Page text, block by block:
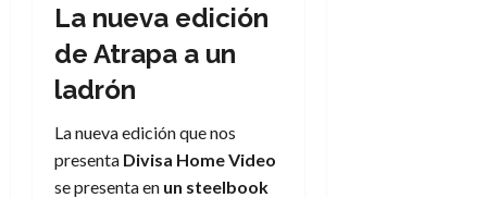
La nueva edición
de Atrapa a un
ladrón
La nueva edición que nos
presenta Divisa Home Video
se presenta en un steelbook